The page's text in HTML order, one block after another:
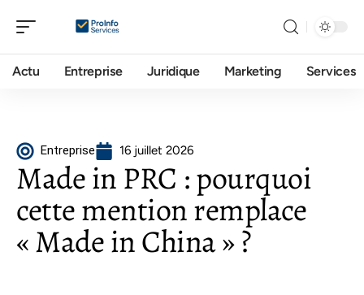
Actu Entreprise Juridique Marketing Services
Entreprise 16 juillet 2026
Made in PRC : pourquoi
cette mention remplace
« Made in China » ?